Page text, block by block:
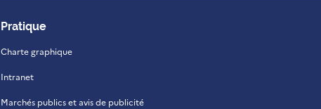
Pratique
Charte graphique
Intranet
Marchés publics et avis de publicité